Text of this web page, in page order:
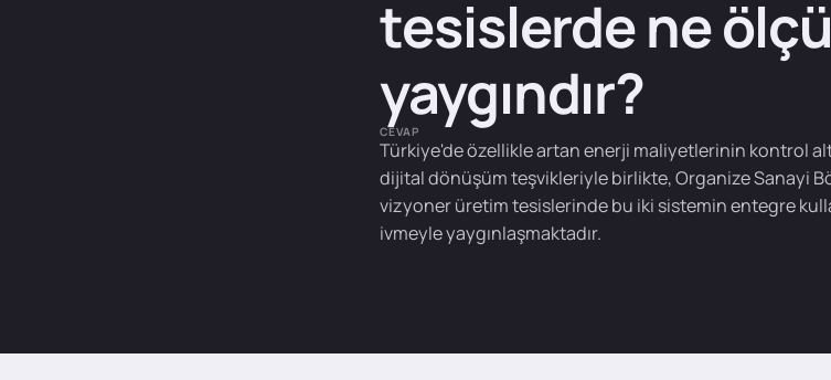
tesislerde ne
yaygındır?
CEVAP
Türkiye'de özellikle artan enerji maliyetlerinin kontrol
dijital dönüşüm teşvikleriyle birlikte, Organize Sanayi
vizyoner üretim tesislerinde bu iki sistemin entegre
ivmeyle yaygınlaşmaktadır.